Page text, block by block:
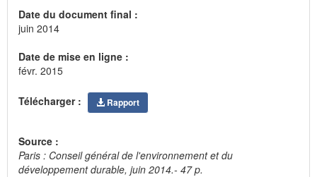
Date du document final :
juin 2014
Date de mise en ligne :
févr. 2015
Télécharger : Rapport
Source :
Paris : Conseil général de l'environnement et du
développement durable, juin 2014.- 47 p.